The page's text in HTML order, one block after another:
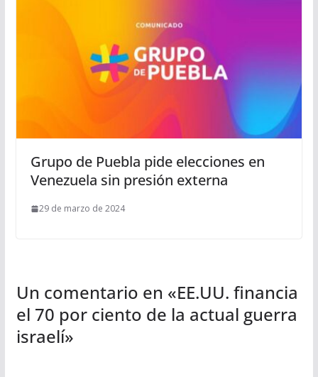
Grupo de Puebla pide elecciones en
Venezuela sin presión externa
29 de marzo de 2024
Un comentario en «EE.UU. financia
el 70 por ciento de la actual guerra
israelí»